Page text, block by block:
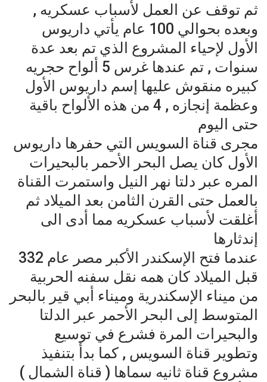
ثم توقف عن العمل لأسباب عسكريه ,
وبعده بحوالي 100 عام يأتي داريوس
الأول لإحياء المشروع الذي تم بعد عدة
سنوات , تم عندها غرس 5 ألواح حجريه
كبيره منقوش عليها إسم داريوس الأول
وعظمة إنجازه , 4 من هذه الألواح باقية
حتى اليوم
مجرى قناة السويس التي حفرها داريوس
الأول كان يصل البحر الأحمر بالبحيرات
المره عبر دلتا نهر النيل واستمرت القناة
بالعمل حتى القرن الثامن بعد الميلاد ثم
أغلقت لأسباب عسكريه مما أدى الى
إندثارها
عندما فتح الإسكندر الأكبر مصر عام 332
قبل الميلاد كان همه نقل سفنه الحربية
من ميناء الإسكندرية وميناء أبي قير بالبحر
المتوسط إلى البحر الأحمر عبر الدلتا
والبحيرات المرة فشرع في توسيع
وتطوير قناة السويس , كما بدأ بتنفيذ
مشروع قناة ثانيه سماها ( قناة الشمال )